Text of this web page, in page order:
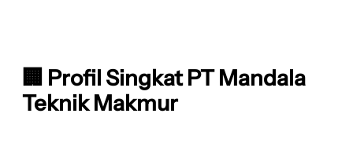
🏢 Profil Singkat PT Mandala
Teknik Makmur